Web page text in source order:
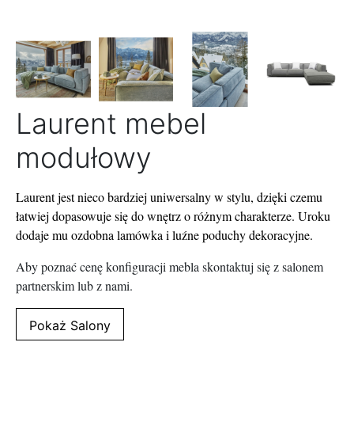
Laurent mebel
modułowy
Laurent jest nieco bardziej uniwersalny w stylu, dzięki czemu
łatwiej dopasowuje się do wnętrz o różnym charakterze. Uroku
dodaje mu ozdobna lamówka i luźne poduchy dekoracyjne.
Aby poznać cenę konfiguracji mebla skontaktuj się z salonem
partnerskim lub z nami.
Alternative:
Pokaż Salony